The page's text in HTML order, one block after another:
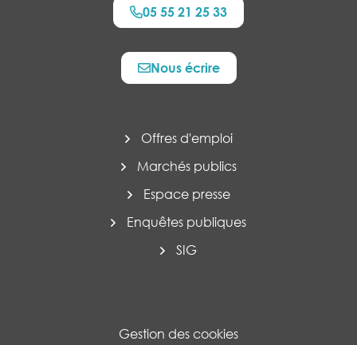
05 55 21 25 33
Nous écrire
Offres d'emploi
Marchés publics
Espace presse
Enquêtes publiques
SIG
Gestion des cookies